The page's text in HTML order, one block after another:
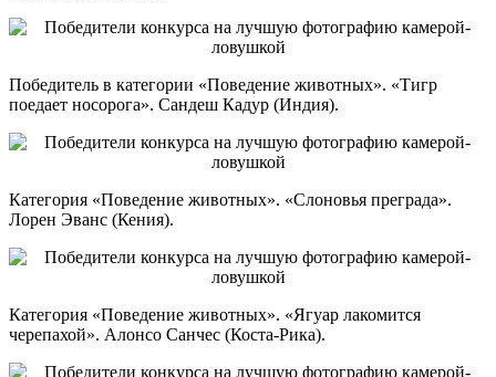
Победитель в категории «Поведение животных». «Тигр
поедает носорога». Сандеш Кадур (Индия).
Категория «Поведение животных». «Слоновья преграда».
Лорен Эванс (Кения).
Категория «Поведение животных». «Ягуар лакомится
черепахой». Алонсо Санчес (Коста-Рика).